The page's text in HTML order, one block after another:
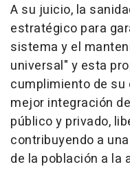
A su juicio, la
estratégico para
sistema y el
universal" y esta
cumplimiento de
mejor integración
público y privado,
contribuyendo a
de la población a la